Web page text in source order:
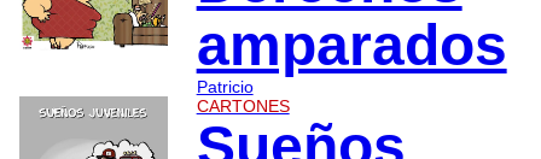
amparados
Patricio
CARTONES